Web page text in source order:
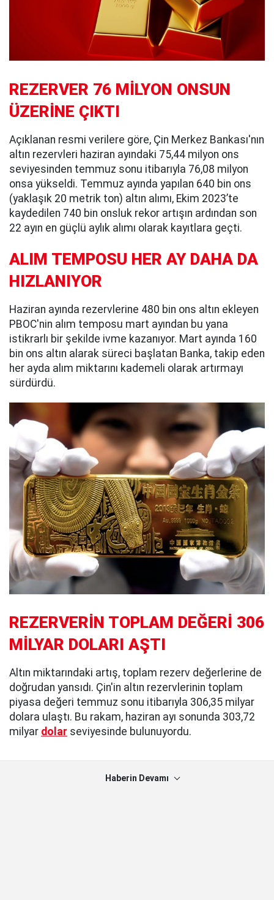
REZERVER 76 MİLYON ONSUN
ÜZERİNE ÇIKTI
Açıklanan resmi verilere göre, Çin Merkez Bankası'nın
altın rezervleri haziran ayındaki 75,44 milyon ons
seviyesinden temmuz sonu itibarıyla 76,08 milyon
onsa yükseldi. Temmuz ayında yapılan 640 bin ons
(yaklaşık 20 metrik ton) altın alımı, Ekim 2023’te
kaydedilen 740 bin onsluk rekor artışın ardından son
22 ayın en güçlü aylık alımı olarak kayıtlara geçti.
ALIM TEMPOSU HER AY DAHA DA
HIZLANIYOR
Haziran ayında rezervlerine 480 bin ons altın ekleyen
PBOC'nin alım temposu mart ayından bu yana
istikrarlı bir şekilde ivme kazanıyor. Mart ayında 160
bin ons altın alarak süreci başlatan Banka, takip eden
her ayda alım miktarını kademeli olarak artırmayı
sürdürdü.
REZERVERİN TOPLAM DEĞERİ 306
MİLYAR DOLARI AŞTI
Altın miktarındaki artış, toplam rezerv değerlerine de
doğrudan yansıdı. Çin'in altın rezervlerinin toplam
piyasa değeri temmuz sonu itibarıyla 306,35 milyar
dolara ulaştı. Bu rakam, haziran ayı sonunda 303,72
milyar dolar seviyesinde bulunuyordu.
Haberin Devamı